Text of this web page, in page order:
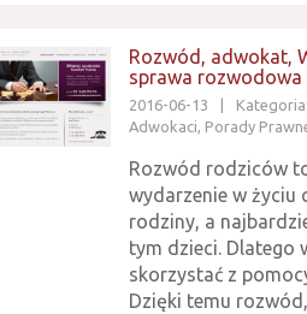
Rozwód, adwokat,
sprawa rozwodowa
2016-06-13
Adwokaci, Porady
Rozwód rodziców
wydarzenie w życiu
rodziny, a
tym dzieci. Dlatego
skorzystać z
Dzięki temu